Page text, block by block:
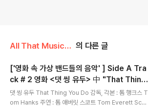
All That Music/영화노래 의 다른 글
['영화 속 가상 밴드들의 음악' ] Side A Tra
ck # 2 영화 <댓 씽 유두> 中 "That Thing
You Do (Live)"
댓 씽 유두 That Thing You Do 감독, 각본 : 톰 행크스 T
om Hanks 주연 : 톰 애버릿 스코트 Tom Everett Scot